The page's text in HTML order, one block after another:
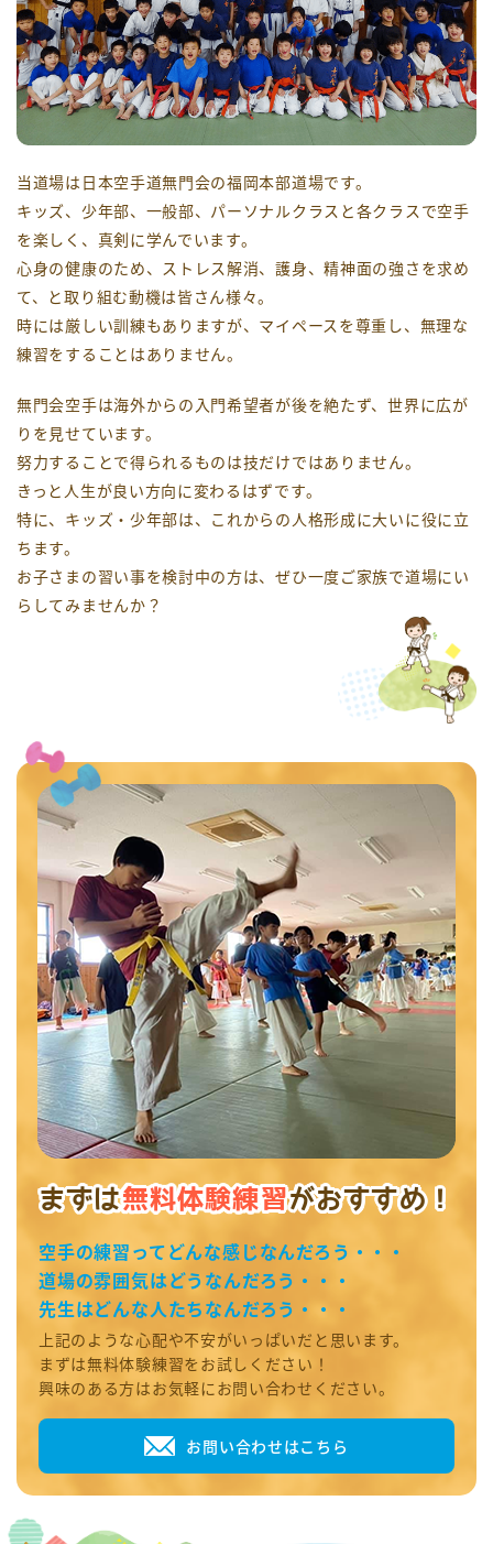
当道場は日本空手道無門会の福岡本部道場です。
キッズ、少年部、一般部、パーソナルクラスと各クラスで空手
を楽しく、真剣に学んでいます。
心身の健康のため、ストレス解消、護身、精神面の強さを求め
て、と取り組む動機は皆さん様々。
時には厳しい訓練もありますが、マイペースを尊重し、無理な
練習をすることはありません。
無門会空手は海外からの入門希望者が後を絶たず、世界に広が
りを見せています。
努力することで得られるものは技だけではありません。
きっと人生が良い方向に変わるはずです。
特に、キッズ・少年部は、これからの人格形成に大いに役に立
ちます。
お子さまの習い事を検討中の方は、ぜひ一度ご家族で道場にい
らしてみませんか？
まずは無料体験練習がおすすめ！
空手の練習ってどんな感じなんだろう・・・
道場の雰囲気はどうなんだろう・・・
先生はどんな人たちなんだろう・・・
上記のような心配や不安がいっぱいだと思います。
まずは無料体験練習をお試しください！
興味のある方はお気軽にお問い合わせください。
お問い合わせはこちら